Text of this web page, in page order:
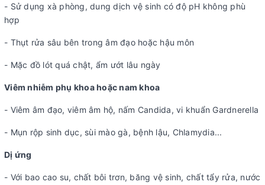
- Sử dụng xà phòng, dung dịch vệ sinh có độ pH không phù
hợp
- Thụt rửa sâu bên trong âm đạo hoặc hậu môn
- Mặc đồ lót quá chật, ẩm ướt lâu ngày
Viêm nhiễm phụ khoa hoặc nam khoa
- Viêm âm đạo, viêm âm hộ, nấm Candida, vi khuẩn Gardnerella
- Mụn rộp sinh dục, sùi mào gà, bệnh lậu, Chlamydia...
Dị ứng
- Với bao cao su, chất bôi trơn, băng vệ sinh, chất tẩy rửa, nước